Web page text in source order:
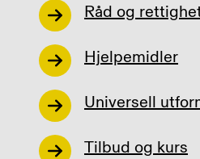
Råd og
Hjelpemidler
Universell
Tilbud og kurs